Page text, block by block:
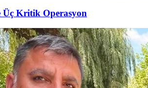
Kritik Operasyon